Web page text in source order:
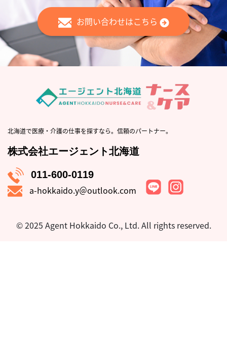
お問い合わせはこちら
北海道で医療・介護の仕事を探すなら。信頼のパートナー。
株式会社エージェント北海道
011-600-0119
a-hokkaido.y＠outlook.com
© 2025 Agent Hokkaido Co., Ltd.All rights reserved.